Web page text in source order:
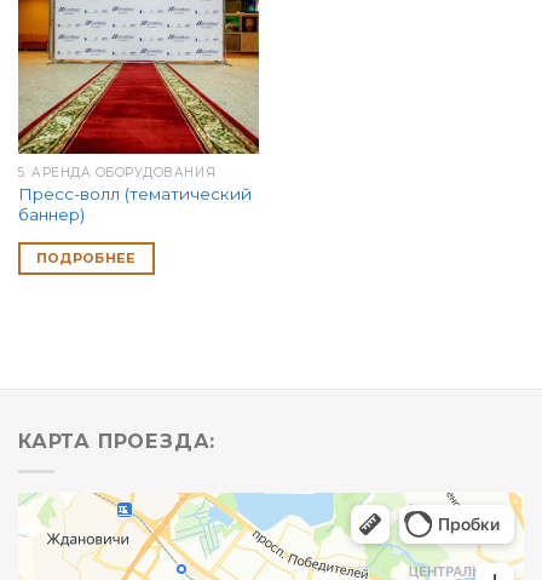
5. АРЕНДА ОБОРУДОВАНИЯ
Пресс-волл (тематический
баннер)
ПОДРОБНЕЕ
КАРТА ПРОЕЗДА: